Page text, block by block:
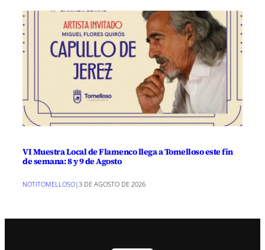
VI Muestra Local de Flamenco llega a Tomelloso este fin
de semana: 8 y 9 de Agosto
NOTITOMELLOSO|3 DE AGOSTO DE 2026